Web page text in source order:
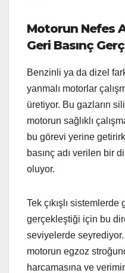
Motorun Nefes
Geri Basınç
Benzinli ya da dizel
yanmalı motorlar
üretiyor. Bu gazların
motorun sağlıklı
bu görevi yerine
basınç adı verilen bir
oluyor.
Tek çıkışlı sistemlerde
gerçekleştiği için bu
seviyelerde
motorun egzoz
harcamasına ve